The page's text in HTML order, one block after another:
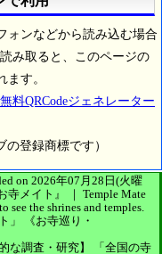
ォンなどから読み込む場合
み取ると、このページの
ます。
料QRCodeジェネレーター
の登録商標です）
on 2026年07月28日(火曜
お寺メイト』 ｜ Temple Mate
seethe shrines and temples.
」
《お寺巡り・
な調査・研究】
「全国の寺